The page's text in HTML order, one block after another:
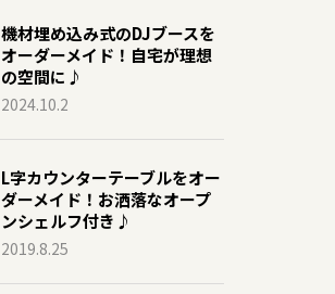
機材埋め込み式のDJブースを
オーダーメイド！自宅が理想
の空間に♪
2024.10.2
L字カウンターテーブルをオー
ダーメイド！お洒落なオープ
ンシェルフ付き♪
2019.8.25